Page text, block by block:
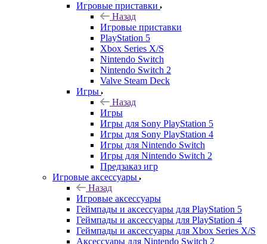
Игровые приставки
Назад
Игровые приставки
PlayStation 5
Xbox Series X/S
Nintendo Switch
Nintendo Switch 2
Valve Steam Deck
Игры
Назад
Игры
Игры для Sony PlayStation 5
Игры для Sony PlayStation 4
Игры для Nintendo Switch
Игры для Nintendo Switch 2
Предзаказ игр
Игровые аксессуары
Назад
Игровые аксессуары
Геймпады и аксессуары для PlayStation 5
Геймпады и аксессуары для PlayStation 4
Геймпады и аксессуары для Xbox Series X/S
Аксессуары для Nintendo Switch 2